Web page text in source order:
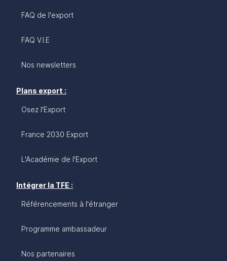
FAQ de l'export
FAQ V.I.E
Nos newsletters
Plans export :
Osez l'Export
France 2030 Export
L'Académie de l'Export
Intégrer la TFE :
Référencements à l'étranger
Programme ambassadeur
Nos partenaires